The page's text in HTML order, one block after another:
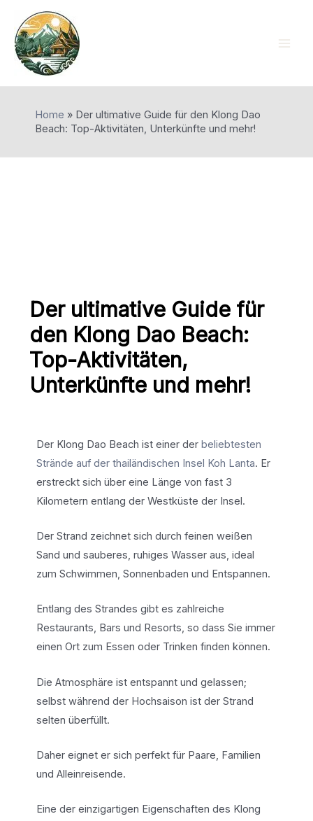
content
Home » Der ultimative Guide für den Klong Dao
Beach: Top-Aktivitäten, Unterkünfte und mehr!
Der ultimative Guide für
den Klong Dao Beach:
Top-Aktivitäten,
Unterkünfte und mehr!
Der Klong Dao Beach ist einer der beliebtesten
Strände auf der thailändischen Insel Koh Lanta. Er
erstreckt sich über eine Länge von fast 3
Kilometern entlang der Westküste der Insel.
Der Strand zeichnet sich durch feinen weißen
Sand und sauberes, ruhiges Wasser aus, ideal
zum Schwimmen, Sonnenbaden und Entspannen.
Entlang des Strandes gibt es zahlreiche
Restaurants, Bars und Resorts, so dass Sie immer
einen Ort zum Essen oder Trinken finden können.
Die Atmosphäre ist entspannt und gelassen;
selbst während der Hochsaison ist der Strand
selten überfüllt.
Daher eignet er sich perfekt für Paare, Familien
und Alleinreisende.
Eine der einzigartigen Eigenschaften des Klong